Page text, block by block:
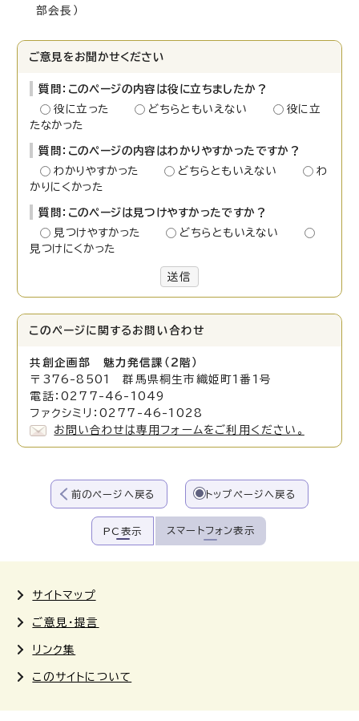
部会長）
ご意見をお聞かせください
質問：このページの内容は役に立ちましたか？
役に立った
どちらともいえない
役に立
たなかった
質問：このページの内容はわかりやすかったですか？
わかりやすかった
どちらともいえない
わ
かりにくかった
質問：このページは見つけやすかったですか？
見つけやすかった
どちらともいえない
見つけにくかった
送信
このページに関する お問い合わせ
共創企画部 魅力発信課（2階）
〒376-8501 群馬県桐生市織姫町1番1号
電話：0277-46-1049
ファクシミリ：0277-46-1028
お問い合わせは専用フォームをご利用ください。
前のページへ戻る トップページへ戻る
PC表示 スマートフォン表示
サイトマップ
ご意見・提言
リンク集
このサイトについて